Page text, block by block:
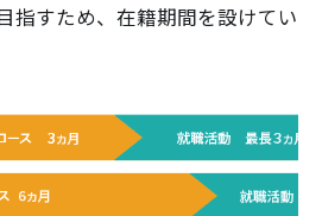
指すため、在籍期間を設けてい